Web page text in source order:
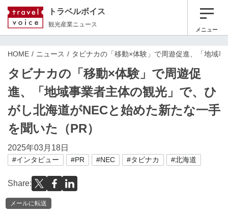
トラベルボイス
観光産業ニュース
メニュー
HOME ニュース タビナカの「移動×体験」で周遊促進、「地域
タビナカの「移動×体験」で周遊促
進、「地域事業者主体の観光」で、ひ
がし北海道がNECと始めた新たな一手
を聞いた（PR）
2025年03月18日
#インタビュー #PR #NEC #タビナカ #北海道
Share:
メールに転送